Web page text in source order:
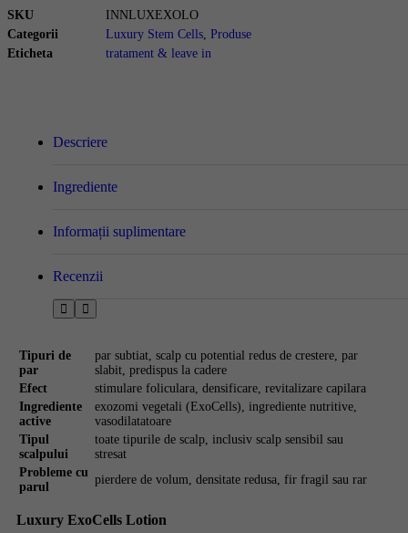
SKU
INNLUXEXOLO
Categorii
Luxury Stem Cells, Produse
Eticheta
tratament & leave in
Descriere
Ingrediente
Informații suplimentare
Recenzii
Tipuri de
par
par subtiat, scalp cu potential redus de crestere, par
slabit, predispus la cadere
Efect
stimulare foliculara, densificare, revitalizare capilara
Ingrediente
active
exozomi vegetali (ExoCells), ingrediente nutritive,
vasodilatatoare
Tipul
scalpului
toate tipurile de scalp, inclusiv scalp sensibil sau
stresat
Probleme cu
parul
pierdere de volum, densitate redusa, fir fragil sau rar
Luxury ExoCells Lotion